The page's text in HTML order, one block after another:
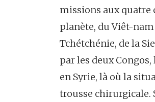
missions aux quatre
planète, du Viêt-
Tchétchénie, de la
par les deux Congos,
en Syrie, là où la
trousse chirurgicale.